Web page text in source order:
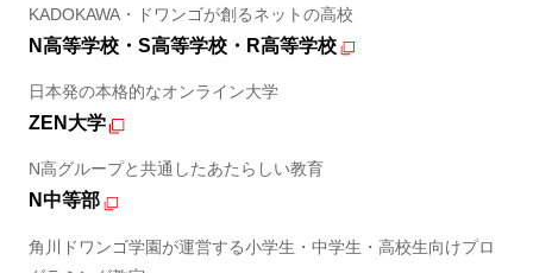
KADOKAWA・ドワンゴが創るネットの高校
N高等学校・S高等学校・R高等学校
日本発の本格的なオンライン大学
ZEN大学
N高グループと共通したあたらしい教育
N中等部
角川ドワンゴ学園が運営する小学生・中学生・高校生向けプロ